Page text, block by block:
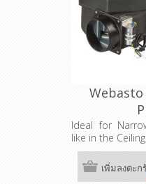
Webasto
Ideal for
like in the
เพิ่มลงตะก